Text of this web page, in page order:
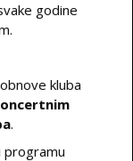
godine
kluba
.
programu